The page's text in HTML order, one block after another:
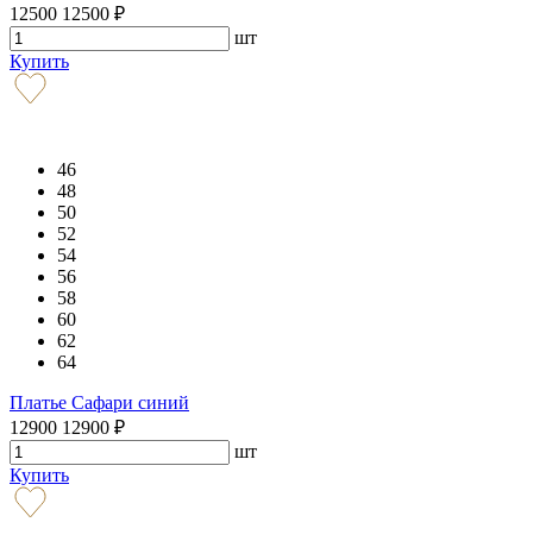
12500 12500 ₽
шт
Купить
46
48
50
52
54
56
58
60
62
64
Платье Сафари синий
12900 12900 ₽
шт
Купить